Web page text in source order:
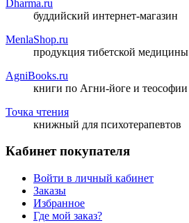
Dharma.ru
буддийский интернет-магазин
MenlaShop.ru
продукция тибетской медицины
AgniBooks.ru
книги по Агни-йоге и теософии
Точка чтения
книжный для психотерапевтов
Кабинет покупателя
Войти в личный кабинет
Заказы
Избранное
Где мой заказ?